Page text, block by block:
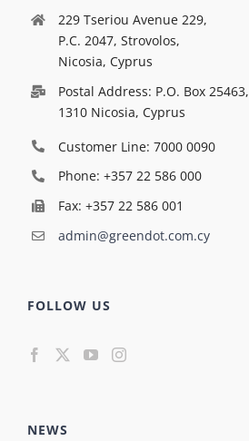
229 Tseriou Avenue 229,
P.C. 2047, Strovolos,
Nicosia, Cyprus
Postal Address: P.O. Box 25463,
1310 Nicosia, Cyprus
Customer Line: 7000 0090
Phone: +357 22 586 000
Fax: +357 22 586 001
admin@greendot.com.cy
FOLLOW US
NEWS